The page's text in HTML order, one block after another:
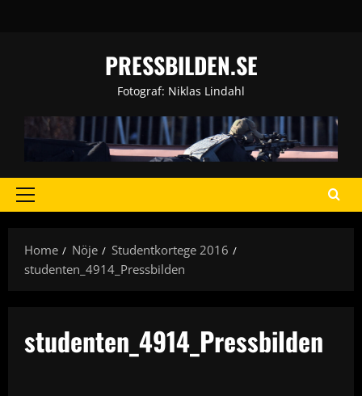
PRESSBILDEN.SE
Fotograf: Niklas Lindahl
Primary
Home
Nöje
Studentkortege 2016
studenten_4914_Pressbilden
studenten_4914_Pressbilden